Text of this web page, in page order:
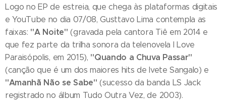
Logo no EP de estreia, que chega às plataformas digitais
e YouTube no dia 07/08, Gusttavo Lima contempla as
faixas: "A Noite" (gravada pela cantora Tiê em 2014 e
que fez parte da trilha sonora da telenovela I Love
Paraisópolis, em 2015), "Quando a Chuva Passar"
(canção que é um dos maiores hits de Ivete Sangalo) e
"Amanhã Não se Sabe" (sucesso da banda LS Jack
registrado no álbum Tudo Outra Vez, de 2003).